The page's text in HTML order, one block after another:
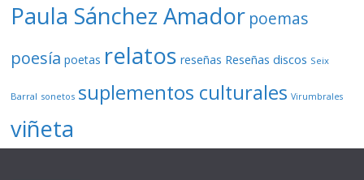
Paula Sánchez Amador poemas
poesía poetas relatos reseñas Reseñas discos Seix
Barral sonetos suplementos culturales Virumbrales
viñeta